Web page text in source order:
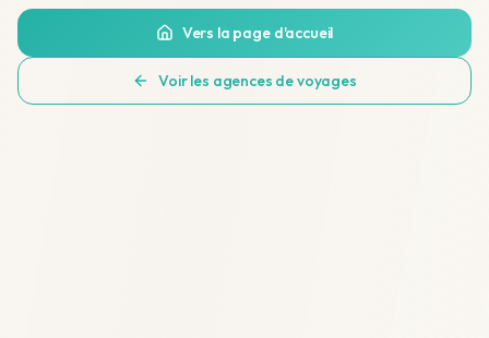
Vers la page d'accueil
Voir les agences de voyages